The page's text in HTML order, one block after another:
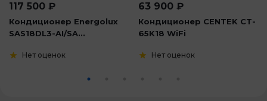
117 500 ₽
Кондиционер Energolux
SAS18DL3-AI/SA...
Нет оценок
63 900 ₽
Кондиционер CENTEK CT-
65K18 WiFi
Нет оценок